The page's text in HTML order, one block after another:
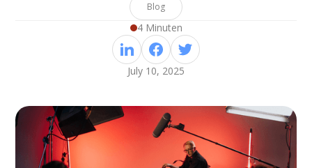
Blog
4 Minuten
July 10, 2025